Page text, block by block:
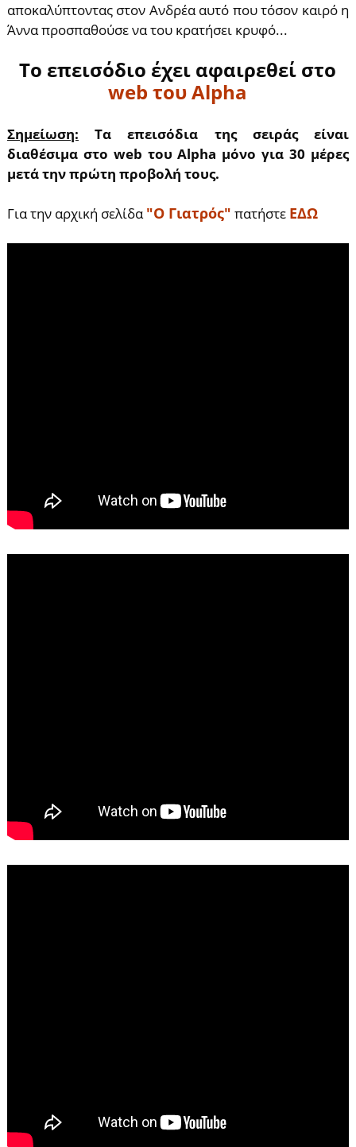
αποκαλύπτοντας στον Ανδρέα αυτό που τόσον καιρό η
Άννα προσπαθούσε να του κρατήσει κρυφό...
Το επεισόδιο έχει αφαιρεθεί στο
web του Alpha
Σημείωση: Τα επεισόδια της σειράς είναι
διαθέσιμα στο web του Alpha μόνο για 30 μέρες
μετά την πρώτη προβολή τους.
Για την αρχική σελίδα"Ο Γιατρός" πατήστε ΕΔΩ